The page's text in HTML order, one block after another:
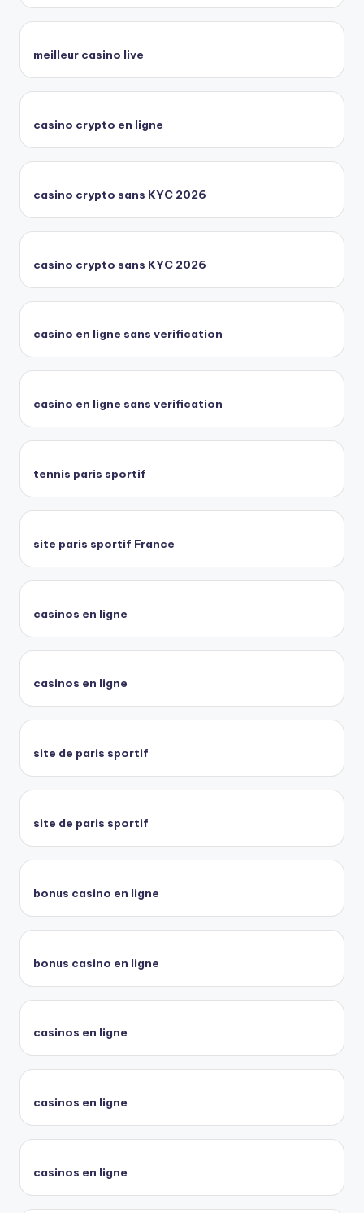
meilleur casino live
casino crypto en ligne
casino crypto sans KYC 2026
casino crypto sans KYC 2026
casino en ligne sans verification
casino en ligne sans verification
tennis paris sportif
site paris sportif France
casinos en ligne
casinos en ligne
site de paris sportif
site de paris sportif
bonus casino en ligne
bonus casino en ligne
casinos en ligne
casinos en ligne
casinos en ligne